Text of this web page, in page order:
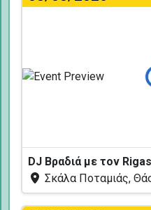
DJ Βραδιά με τον
Σκάλα Ποταμιάς,